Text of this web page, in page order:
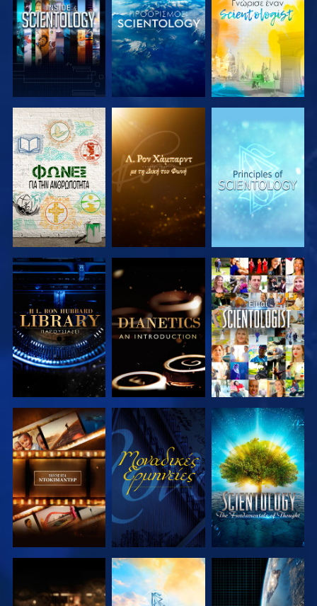
ΕΞΕΡΕΥΝΗΣΤΕ
ΤΗ ΣΕΙΡΑ
ΕΞΕΡΕΥΝΗΣΤΕ
ΤΗ ΣΕΙΡΑ
ΕΞΕΡΕΥΝΗΣΤΕ
ΤΗ ΣΕΙΡΑ
ΕΞΕΡΕΥΝΗΣΤΕ
ΤΗ ΣΕΙΡΑ
ΕΞΕΡΕΥΝΗΣΤΕ
ΤΗ ΣΕΙΡΑ
ΠΑΡΑΚΟΛΟΥΘΗΣΤΕ
ΕΞΕΡΕΥΝΗΣΤΕ
ΤΗ ΣΕΙΡΑ
ΠΑΡΑΚΟΛΟΥΘΗΣΤΕ
ΕΞΕΡΕΥΝΗΣΤΕ
ΤΗ ΣΕΙΡΑ
ΕΞΕΡΕΥΝΗΣΤΕ
ΕΞΕΡΕΥΝΗΣΤΕ
ΠΑΡΑΚΟΛΟΥΘΗΣΤΕ